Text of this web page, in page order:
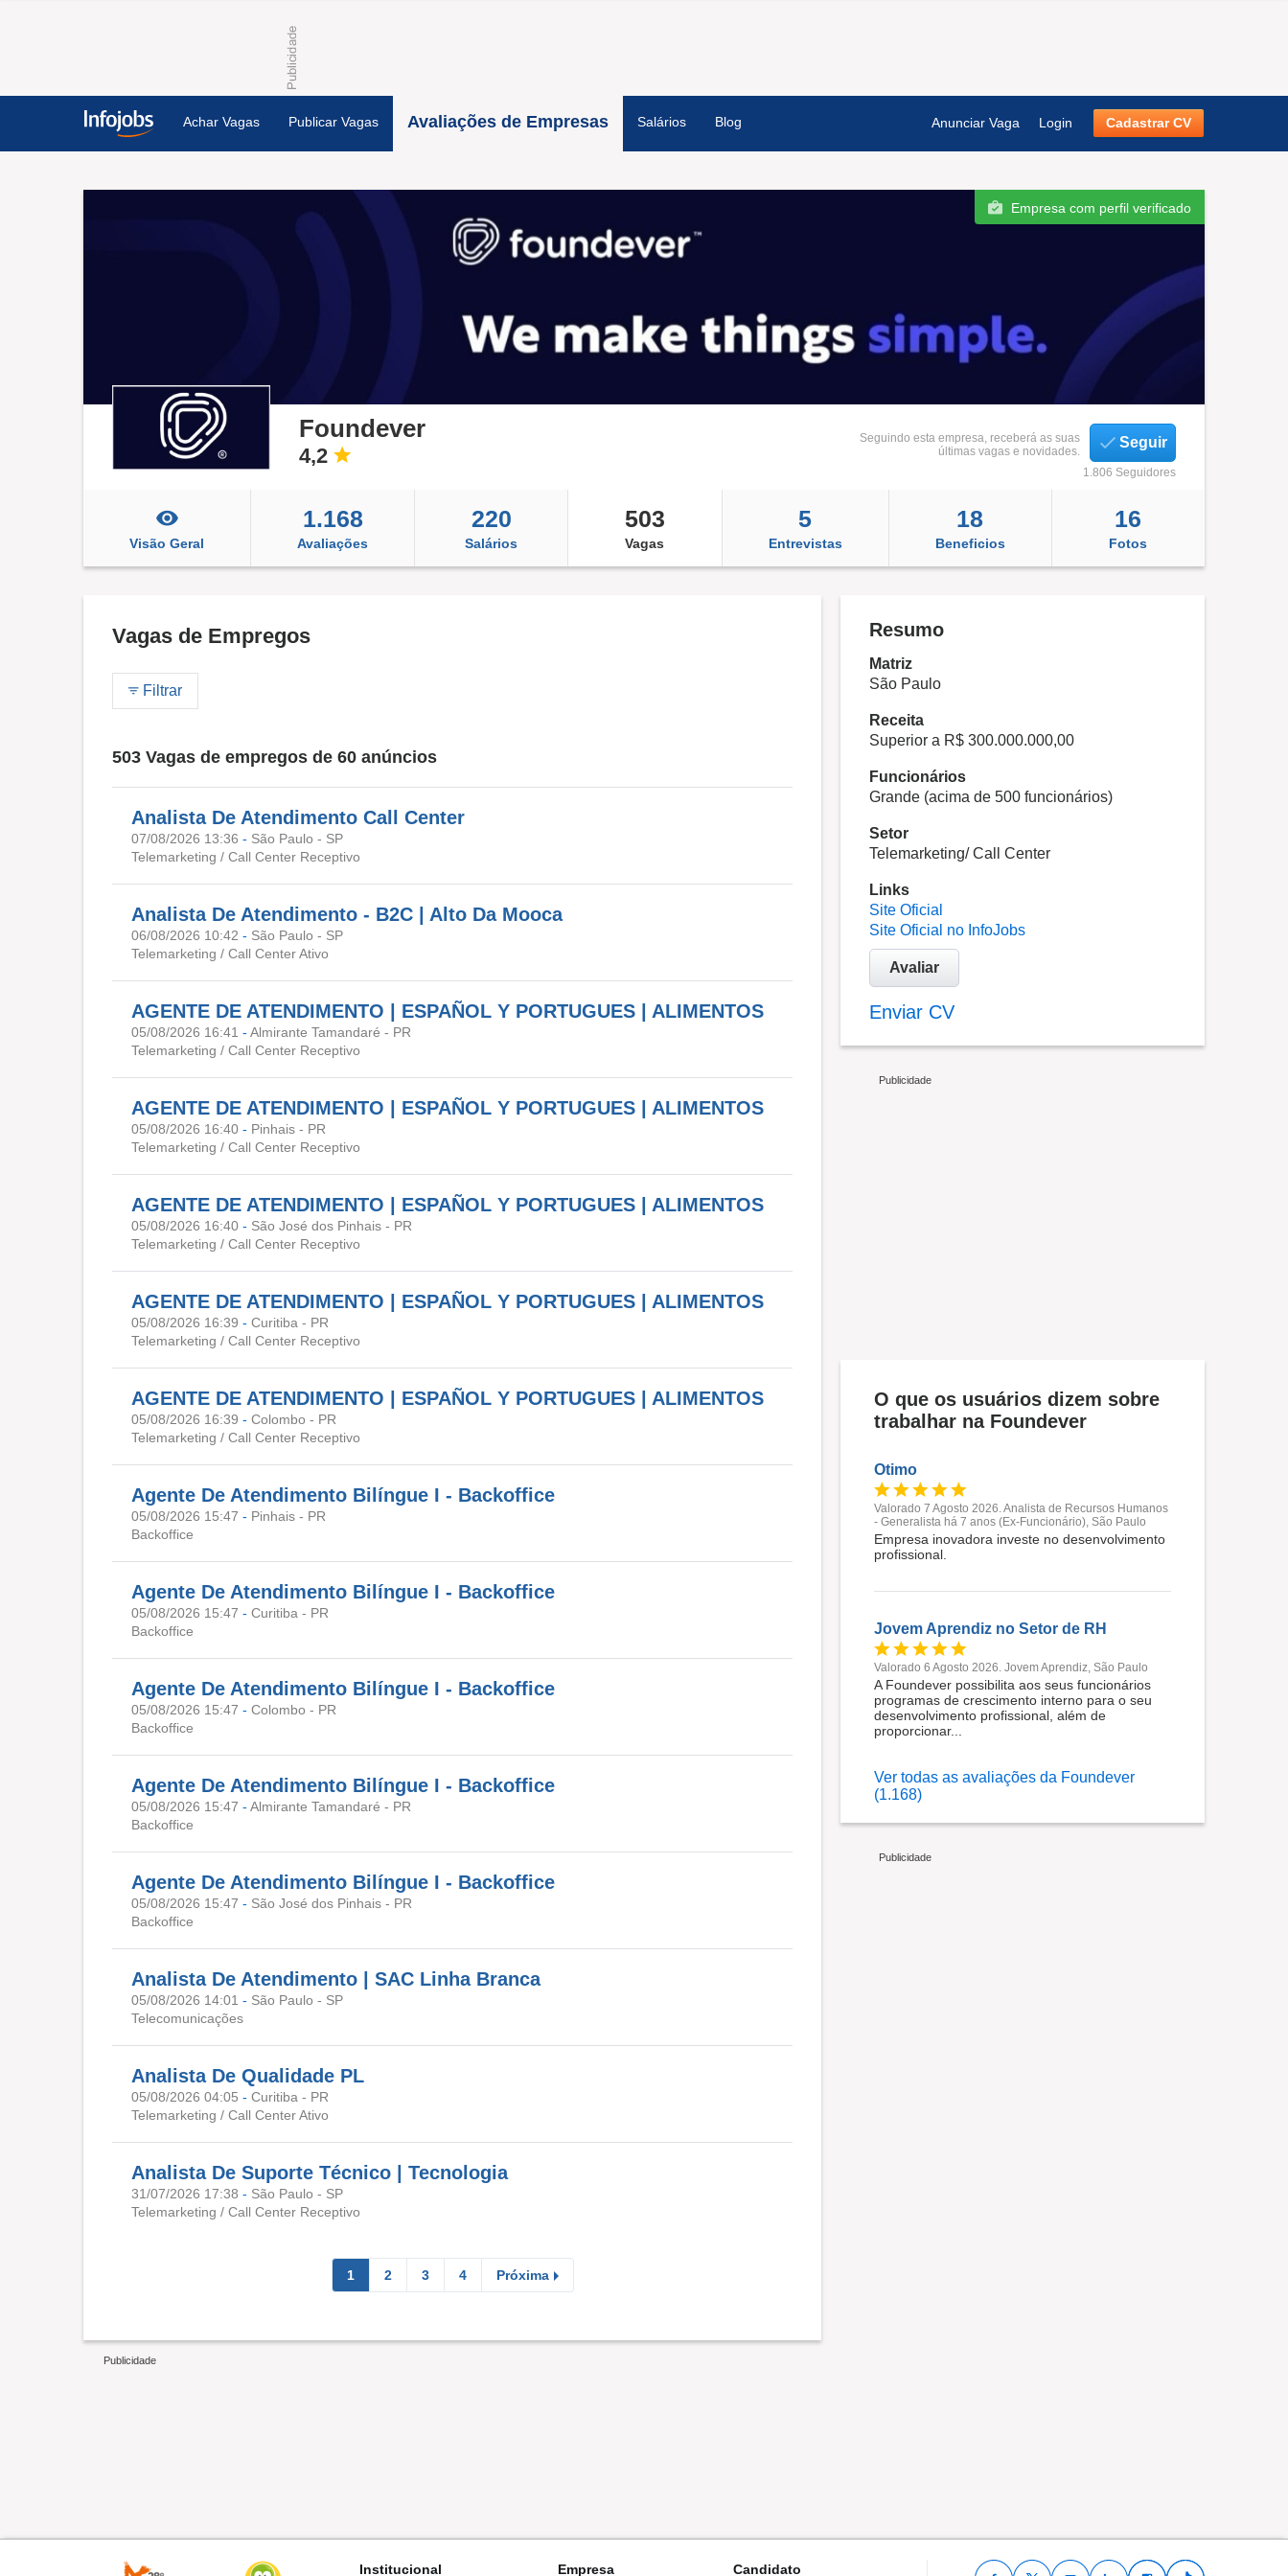
Achar Vagas Publicar Vagas Avaliações de Empresas Salários Blog Anunciar Vaga Login Cadastrar CV
Empresa com perfil verificado
Foundever
4,2
Seguindo esta empresa, receberá as suas
últimas vagas e novidades.
Seguir
1.806 Seguidores
Visão Geral
1.168
Avaliações
220
Salários
503
Vagas
5
Entrevistas
18
Beneficios
16
Fotos
Vagas de Empregos
Filtrar
503 Vagas de empregos de 60 anúncios
Analista De Atendimento Call Center
07/08/2026 13:36 - São Paulo - SP
Telemarketing / Call Center Receptivo
Analista De Atendimento - B2C | Alto Da Mooca
06/08/2026 10:42 - São Paulo - SP
Telemarketing / Call Center Ativo
AGENTE DE ATENDIMENTO | ESPAÑOL Y PORTUGUES | ALIMENTOS
05/08/2026 16:41 - Almirante Tamandaré - PR
Telemarketing / Call Center Receptivo
AGENTE DE ATENDIMENTO | ESPAÑOL Y PORTUGUES | ALIMENTOS
05/08/2026 16:40 - Pinhais - PR
Telemarketing / Call Center Receptivo
AGENTE DE ATENDIMENTO | ESPAÑOL Y PORTUGUES | ALIMENTOS
05/08/2026 16:40 - São José dos Pinhais - PR
Telemarketing / Call Center Receptivo
AGENTE DE ATENDIMENTO | ESPAÑOL Y PORTUGUES | ALIMENTOS
05/08/2026 16:39 - Curitiba - PR
Telemarketing / Call Center Receptivo
AGENTE DE ATENDIMENTO | ESPAÑOL Y PORTUGUES | ALIMENTOS
05/08/2026 16:39 - Colombo - PR
Telemarketing / Call Center Receptivo
Agente De Atendimento Bilíngue I - Backoffice
05/08/2026 15:47 - Pinhais - PR
Backoffice
Agente De Atendimento Bilíngue I - Backoffice
05/08/2026 15:47 - Curitiba - PR
Backoffice
Agente De Atendimento Bilíngue I - Backoffice
05/08/2026 15:47 - Colombo - PR
Backoffice
Agente De Atendimento Bilíngue I - Backoffice
05/08/2026 15:47 - Almirante Tamandaré - PR
Backoffice
Agente De Atendimento Bilíngue I - Backoffice
05/08/2026 15:47 - São José dos Pinhais - PR
Backoffice
Analista De Atendimento | SAC Linha Branca
05/08/2026 14:01 - São Paulo - SP
Telecomunicações
Analista De Qualidade PL
05/08/2026 04:05 - Curitiba - PR
Telemarketing / Call Center Ativo
Analista De Suporte Técnico | Tecnologia
31/07/2026 17:38 - São Paulo - SP
Telemarketing / Call Center Receptivo
1 2 3 4 Próxima
Resumo
Matriz
São Paulo
Receita
Superior a R$ 300.000.000,00
Funcionários
Grande (acima de 500 funcionários)
Setor
Telemarketing/ Call Center
Links
Site Oficial
Site Oficial no InfoJobs
Avaliar
Enviar CV
O que os usuários dizem sobre
trabalhar na Foundever
Otimo
Valorado 7 Agosto 2026. Analista de Recursos Humanos
- Generalista há 7 anos (Ex-Funcionário), São Paulo
Empresa inovadora investe no desenvolvimento
profissional.
Jovem Aprendiz no Setor de RH
Valorado 6 Agosto 2026. Jovem Aprendiz, São Paulo
A Foundever possibilita aos seus funcionários
programas de crescimento interno para o seu
desenvolvimento profissional, além de
proporcionar...
Ver todas as avaliações da Foundever
(1.168)
Institucional Empresa Candidato